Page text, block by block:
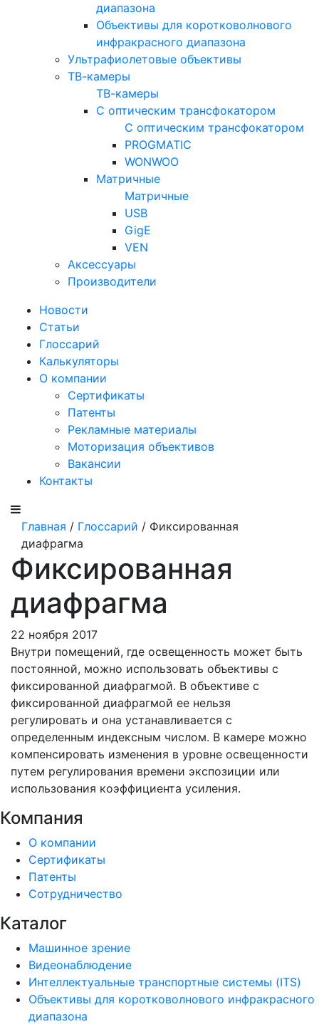
диапазона
Объективы для коротковолнового
инфракрасного диапазона
Ультрафиолетовые объективы
ТВ-камеры
ТВ-камеры
С оптическим трансфокатором
С оптическим трансфокатором
PROGMATIC
WONWOO
Матричные
Матричные
USB
GigE
VEN
Аксессуары
Производители
Новости
Статьи
Глоссарий
Калькуляторы
О компании
Сертификаты
Патенты
Рекламные материалы
Моторизация объективов
Вакансии
Контакты
Главная / Глоссарий / Фиксированная
диафрагма
Фиксированная
диафрагма
22 ноября 2017
Внутри помещений, где освещенность может быть
постоянной, можно использовать объективы с
фиксированной диафрагмой. В объективе с
фиксированной диафрагмой ее нельзя
регулировать и она устанавливается с
определенным индексным числом. В камере можно
компенсировать изменения в уровне освещенности
путем регулирования времени экспозиции или
использования коэффициента усиления.
Компания
О компании
Сертификаты
Патенты
Сотрудничество
Каталог
Машинное зрение
Видеонаблюдение
Интеллектуальные транспортные системы (ITS)
Объективы для коротковолнового инфракрасного
диапазона